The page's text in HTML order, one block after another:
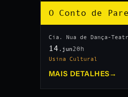
O Conto de
Cia. Nua de Dança-
14 .jun20h
Usina Cultural
MAIS DETALHES →